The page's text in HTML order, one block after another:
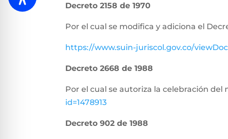
Decreto 2158 de 1970
Por el cual se modifica y adiciona el
https://www.suin-juriscol.gov.co/
Decreto 2668 de 1988
Por el cual se autoriza la celebración
id=1478913
Decreto 902 de 1988